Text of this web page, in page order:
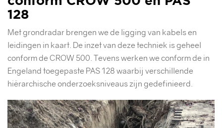
128
Met grondradar brengen we de ligging van kabels en
leidingen in kaart. De inzet van deze techniek is geheel
conform de CROW 500. Tevens werken we conform de in
Engeland toegepaste PAS 128 waarbij verschillende
hiërarchische onderzoeksniveaus zijn gedefinieerd.